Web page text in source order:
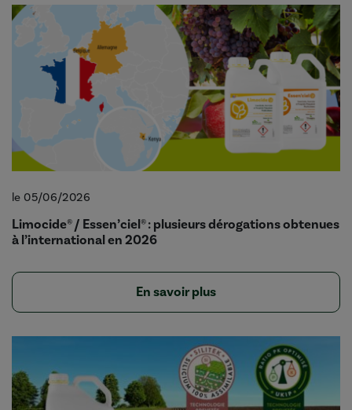
le 05/06/2026
Limocide® / Essen’ciel® : plusieurs dérogations obtenues
à l’international en 2026
En savoir plus